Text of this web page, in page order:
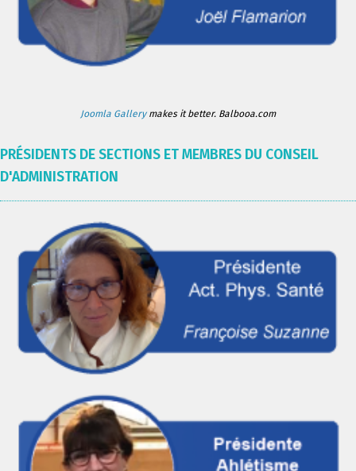
Joomla Gallerymakes it better. Balbooa.com
PRÉSIDENTS DE SECTIONS ET MEMBRES DU CONSEIL
D'ADMINISTRATION